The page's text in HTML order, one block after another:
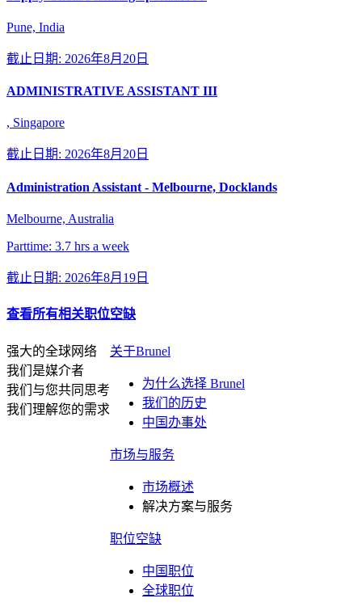
Pune, India
截止日期: 2026年8月20日
ADMINISTRATIVE ASSISTANT III
, Singapore
截止日期: 2026年8月20日
Administration Assistant - Melbourne, Docklands
Melbourne, Australia
Parttime: 3.7 hrs a week
截止日期: 2026年8月19日
查看所有相关职位空缺
强大的全球网络
我们是媒介者
我们与您共同思考
我们理解您的需求
关于Brunel
为什么选择 Brunel
我们的历史
中国办事处
市场与服务
市场概述
解决方案与服务
职位空缺
中国职位
全球职位